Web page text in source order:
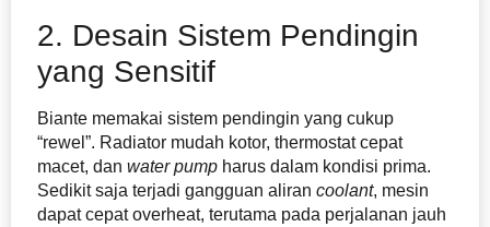
2. Desain Sistem Pendingin
yang Sensitif
Biante memakai sistem pendingin yang cukup
“rewel”. Radiator mudah kotor, thermostat cepat
macet, dan water pump harus dalam kondisi prima.
Sedikit saja terjadi gangguan aliran coolant, mesin
dapat cepat overheat, terutama pada perjalanan jauh